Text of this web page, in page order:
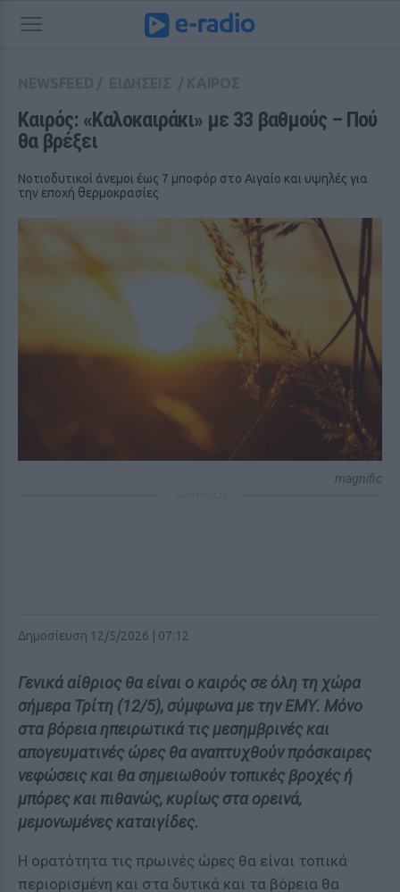
Καιρός: «Καλοκαιράκι» με 33 βαθμούς – Πού
θα βρέξει
Νοτιοδυτικοί άνεμοι έως 7 μποφόρ στο Αιγαίο και υψηλές για
την εποχή θερμοκρασίες
magnific
Δημοσίευση 12/5/2026 | 07:12
Γενικά αίθριος θα είναι ο καιρός σε όλη τη χώρα
σήμερα Τρίτη (12/5), σύμφωνα με την ΕΜΥ. Μόνο
στα βόρεια ηπειρωτικά τις μεσημβρινές και
απογευματινές ώρες θα αναπτυχθούν πρόσκαιρες
νεφώσεις και θα σημειωθούν τοπικές βροχές ή
μπόρες και πιθανώς, κυρίως στα ορεινά,
μεμονωμένες καταιγίδες.
Η ορατότητα τις πρωινές ώρες θα είναι τοπικά
περιορισμένη και στα δυτικά και τα βόρεια θα